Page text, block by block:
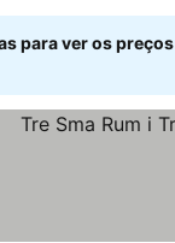
para ver os preços